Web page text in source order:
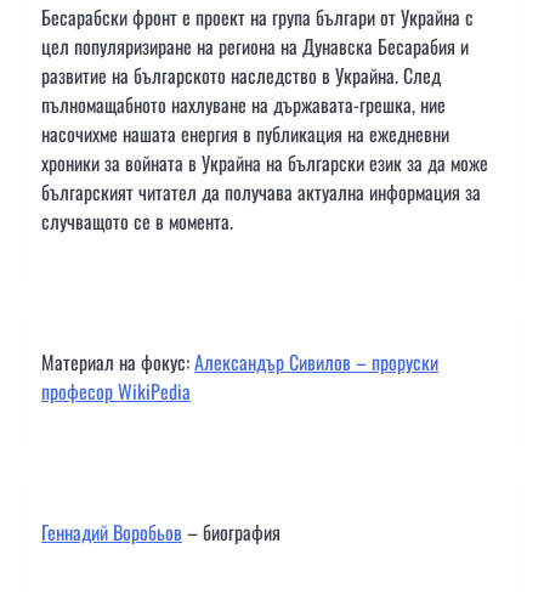
Бесарабски фронт е проект на група българи от Украйна с
цел популяризиране на региона на Дунавска Бесарабия и
развитие на българското наследство в Украйна. След
пълномащабното нахлуване на държавата-грешка, ние
насочихме нашата енергия в публикация на ежедневни
хроники за войната в Украйна на български език за да може
българският читател да получава актуална информация за
случващото се в момента.
Материал на фокус:Александър Сивилов – проруски
професор WikiPedia
Геннадий Воробьов– биография